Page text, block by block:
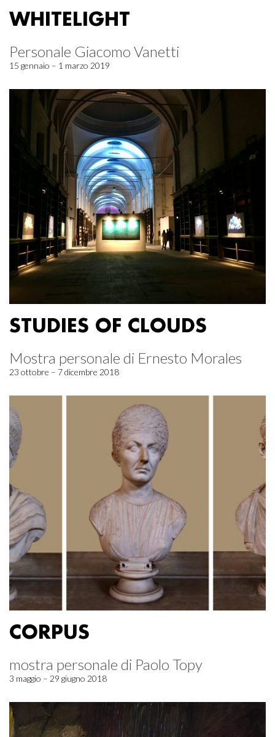
WHITELIGHT
Personale Giacomo Vanetti
15 gennaio – 1 marzo 2019
STUDIES OF CLOUDS
Mostra personale di Ernesto Morales
23 ottobre – 7 dicembre 2018
CORPUS
mostra personale di Paolo Topy
3 maggio – 29 giugno 2018